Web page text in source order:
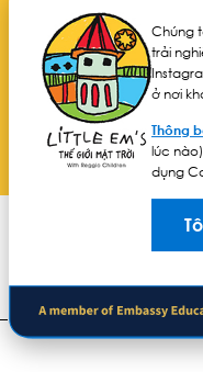
Chúng
trải
ở nơi
Thông
lúc
dụng